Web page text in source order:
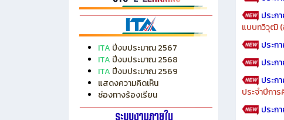
ITA ปีงบประมาณ 2567
ITA ปีงบประมาณ 2568
ITA ปีงบประมาณ 2569
แสดงความคิดเห็น
ช่องทางร้องเรียน
ประก
แบบทวิวุฒิ (
ประก
ประก
ประก
ประจำปีกา
ประก